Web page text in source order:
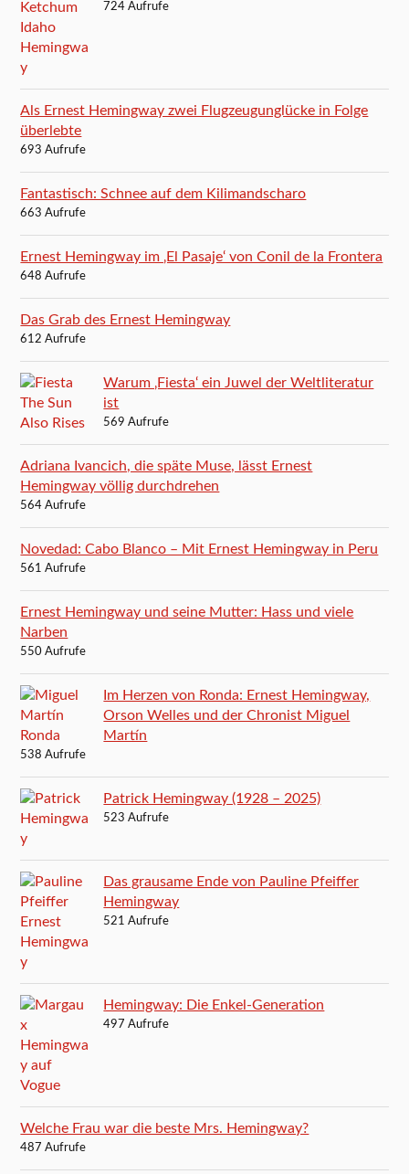
724 Aufrufe
Als Ernest Hemingway zwei Flugzeugunglücke in Folge
überlebte
693 Aufrufe
Fantastisch: Schnee auf dem Kilimandscharo
663 Aufrufe
Ernest Hemingway im ‚El Pasaje‘ von Conil de la Frontera
648 Aufrufe
Das Grab des Ernest Hemingway
612 Aufrufe
Warum ‚Fiesta‘ ein Juwel der Weltliteratur
ist
569 Aufrufe
Adriana Ivancich, die späte Muse, lässt Ernest
Hemingway völlig durchdrehen
564 Aufrufe
Novedad: Cabo Blanco – Mit Ernest Hemingway in Peru
561 Aufrufe
Ernest Hemingway und seine Mutter: Hass und viele
Narben
550 Aufrufe
Im Herzen von Ronda: Ernest Hemingway,
Orson Welles und der Chronist Miguel
Martín
538 Aufrufe
Patrick Hemingway (1928 – 2025)
523 Aufrufe
Das grausame Ende von Pauline Pfeiffer
Hemingway
521 Aufrufe
Hemingway: Die Enkel-Generation
497 Aufrufe
Welche Frau war die beste Mrs. Hemingway?
487 Aufrufe